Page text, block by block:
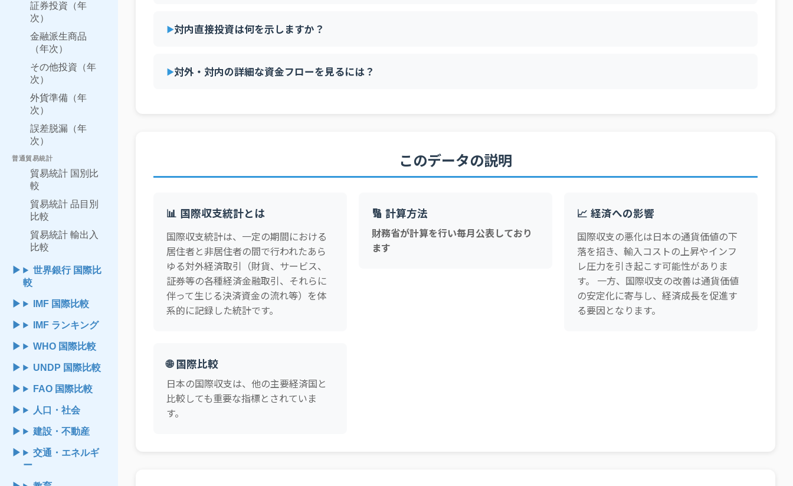
証券投資（年
次）
金融派生商品
（年次）
その他投資（年
次）
外貨準備（年
次）
誤差脱漏（年
次）
普通貿易統計
貿易統計 国別比
較
貿易統計 品目別
比較
貿易統計 輸出入
比較
世界銀行 国際比
較
IMF 国際比較
IMF ランキング
WHO 国際比較
UNDP 国際比較
FAO 国際比較
人口・社会
建設・不動産
交通・エネルギ
ー
対内直接投資は何を示しますか？
対外・対内の詳細な資金フローを見るには？
このデータの説明
📊 国際収支統計とは
国際収支統計は、一定の期間における
居住者と非居住者の間で行われたあら
ゆる対外経済取引（財貨、サービス、
証券等の各種経済金融取引、それらに
伴って生じる決済資金の流れ等）を体
系的に記録した統計です。
🔢 計算方法
財務省が計算を行い毎月公表しており
ます
📈 経済への影響
国際収支の悪化は日本の通貨価値の下
落を招き、輸入コストの上昇やインフ
レ圧力を引き起こす可能性がありま
す。 一方、国際収支の改善は通貨価値
の安定化に寄与し、経済成長を促進す
る要因となります。
🌐 国際比較
日本の国際収支は、他の主要経済国と
比較しても重要な指標とされていま
す。